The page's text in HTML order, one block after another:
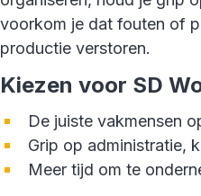
voorkom je dat fouten of
productie verstoren.
Kiezen voor SD
De juiste vakmensen
Grip op administratie,
Meer tijd om te